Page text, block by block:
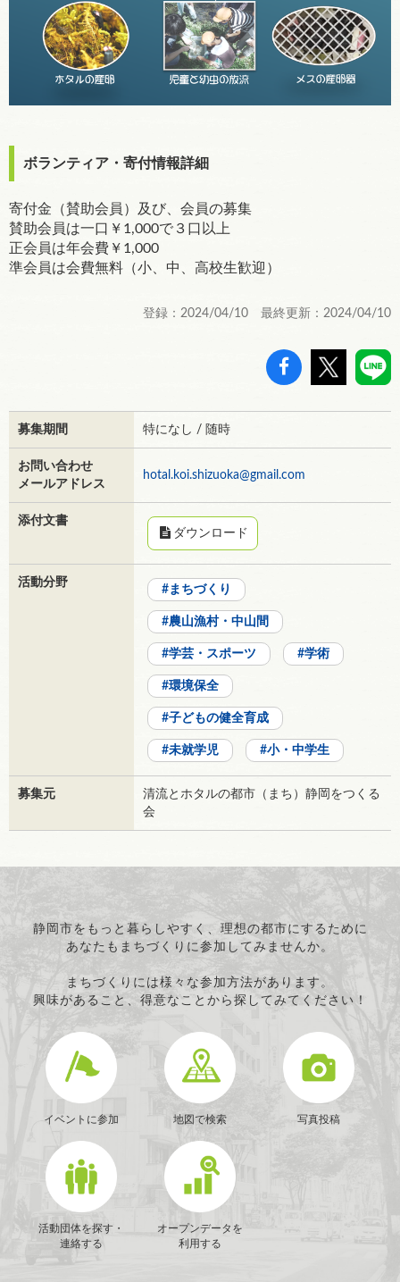
ボランティア・寄付情報詳細
寄付金（賛助会員）及び、会員の募集
賛助会員は一口￥1,000で３口以上
正会員は年会費￥1,000
準会員は会費無料（小、中、高校生歓迎）
登録：2024/04/10 最終更新：2024/04/10
募集期間 特になし / 随時
お問い合わせ
メールアドレス
hotal.koi.shizuoka@gmail.com
添付文書
ダウンロード
活動分野
まちづくり
農山漁村・中山間
学芸・スポーツ 学術
環境保全
子どもの健全育成
未就学児 小・中学生
募集元
清流とホタルの都市（まち）静岡をつくる
会
静岡市をもっと暮らしやすく、理想の都市にするために
あなたもまちづくりに参加してみませんか。
まちづくりには様々な参加方法があります。
興味があること、得意なことから探してみてください！
イベントに参加 地図で検索 写真投稿
活動団体を探す・
連絡する
オープンデータを
利用する